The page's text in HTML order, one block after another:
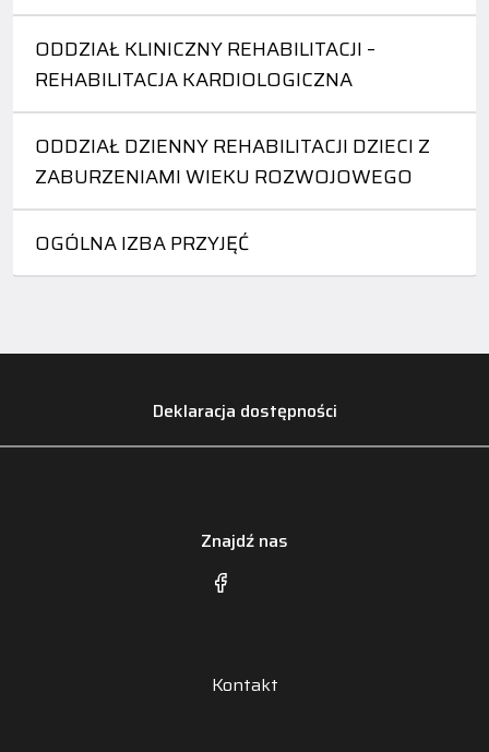
ODDZIAŁ KLINICZNY REHABILITACJI –
REHABILITACJA KARDIOLOGICZNA
ODDZIAŁ DZIENNY REHABILITACJI DZIECI Z
ZABURZENIAMI WIEKU ROZWOJOWEGO
OGÓLNA IZBA PRZYJĘĆ
Deklaracja dostępności
Znajdź nas
Kontakt